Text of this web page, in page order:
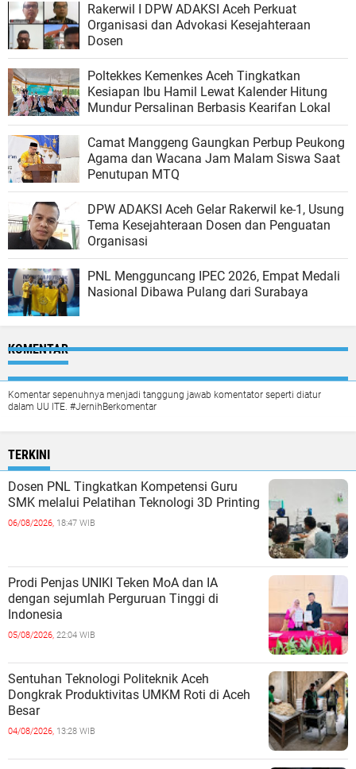
Rakerwil I DPW ADAKSI Aceh Perkuat
Organisasi dan Advokasi Kesejahteraan
Dosen
Poltekkes Kemenkes Aceh Tingkatkan
Kesiapan Ibu Hamil Lewat Kalender Hitung
Mundur Persalinan Berbasis Kearifan Lokal
Camat Manggeng Gaungkan Perbup Peukong
Agama dan Wacana Jam Malam Siswa Saat
Penutupan MTQ
DPW ADAKSI Aceh Gelar Rakerwil ke-1, Usung
Tema Kesejahteraan Dosen dan Penguatan
Organisasi
PNL Mengguncang IPEC 2026, Empat Medali
Nasional Dibawa Pulang dari Surabaya
KOMENTAR
Komentar sepenuhnya menjadi tanggung jawab komentator seperti diatur
dalam UU ITE. #JernihBerkomentar
TERKINI
Dosen PNL Tingkatkan Kompetensi Guru
SMK melalui Pelatihan Teknologi 3D Printing
06/08/2026, 18:47 WIB
Prodi Penjas UNIKI Teken MoA dan IA
dengan sejumlah Perguruan Tinggi di
Indonesia
05/08/2026, 22:04 WIB
Sentuhan Teknologi Politeknik Aceh
Dongkrak Produktivitas UMKM Roti di Aceh
Besar
04/08/2026, 13:28 WIB